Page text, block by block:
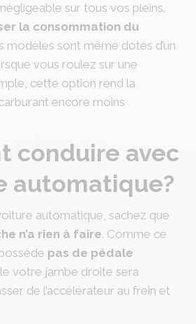
sur tous vos pleins.
la consommation du
modèles sont même dotés d’un
vous roulez sur une
cette option rend la
encore moins
conduire avec
automatique?
automatique, sachez que
n’a rien à faire. Comme ce
pas de pédale
votre jambe droite sera
de l’accélérateur au frein et